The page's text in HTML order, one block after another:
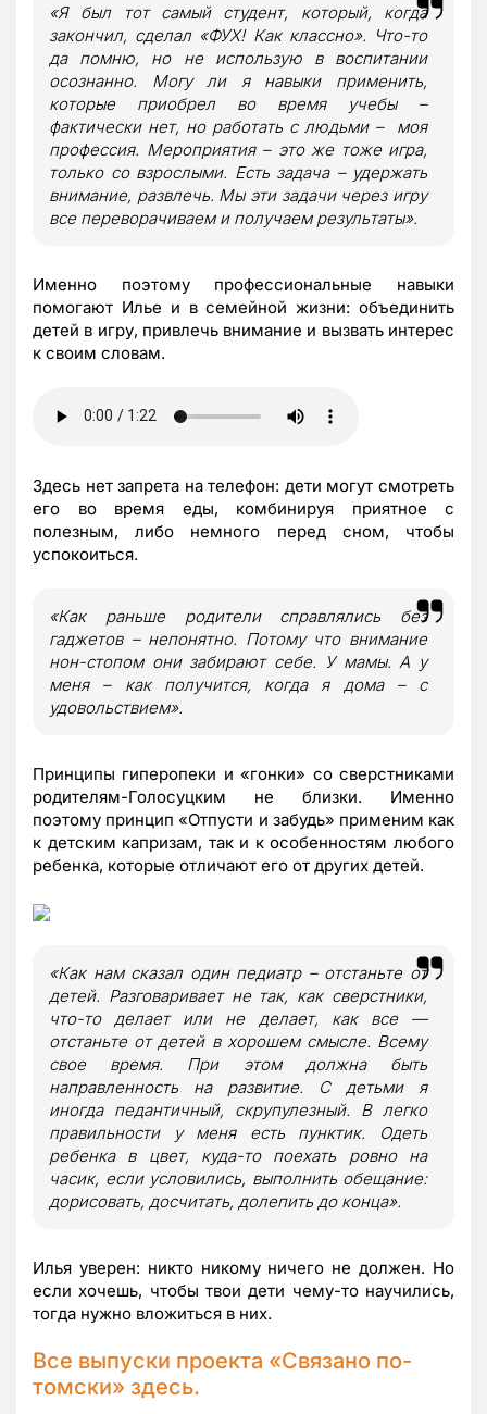
«Я был тот самый студент, который, когда
закончил, сделал «ФУХ! Как классно». Что-то
да помню, но не использую в воспитании
осознанно. Могу ли я навыки применить,
которые приобрел во время учебы –
фактически нет, но работать с людьми – моя
профессия. Мероприятия – это же тоже игра,
только со взрослыми. Есть задача – удержать
внимание, развлечь. Мы эти задачи через игру
все переворачиваем и получаем результаты».
Именно поэтому профессиональные навыки
помогают Илье и в семейной жизни: объединить
детей в игру, привлечь внимание и вызвать интерес
к своим словам.
Здесь нет запрета на телефон: дети могут смотреть
его во время еды, комбинируя приятное с
полезным, либо немного перед сном, чтобы
успокоиться.
«Как раньше родители справлялись без
гаджетов – непонятно. Потому что внимание
нон-стопом они забирают себе. У мамы. А у
меня – как получится, когда я дома – с
удовольствием».
Принципы гиперопеки и «гонки» со сверстниками
родителям-Голосуцким не близки. Именно
поэтому принцип «Отпусти и забудь» применим как
к детским капризам, так и к особенностям любого
ребенка, которые отличают его от других детей.
«Как нам сказал один педиатр – отстаньте от
детей. Разговаривает не так, как сверстники,
что-то делает или не делает, как все —
отстаньте от детей в хорошем смысле. Всему
свое время. При этом должна быть
направленность на развитие. С детьми я
иногда педантичный, скрупулезный. В легко
правильности у меня есть пунктик. Одеть
ребенка в цвет, куда-то поехать ровно на
часик, если условились, выполнить обещание:
дорисовать, досчитать, долепить до конца».
Илья уверен: никто никому ничего не должен. Но
если хочешь, чтобы твои дети чему-то научились,
тогда нужно вложиться в них.
Все выпуски проекта «Связано по-
томски» здесь.